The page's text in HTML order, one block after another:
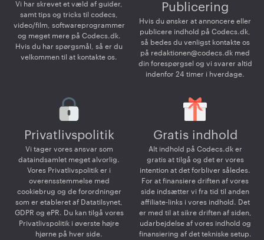
Vi har skrevet et væld af guider,
samt tips og tricks til codecs,
video/film, softwareprogrammer
og meget mere på Codecs.dk.
Hvis du har spørgsmål, så er du
velkommen til at kontakte os.
Publicering
Hvis du ønsker at annoncere eller
publicere indhold på Codecs.dk,
så bedes du venligst kontakte os
på redaktionen@codecs.dk med
din forespørgsel og vi svarer altid
indenfor 24 timer i hverdage.
Privatlivspolitik
Vi tager vores ansvar som
dataindsamlet meget alvorlig.
Vores Privatlivspolitik er i
overensstemmelse med
cookiebrug og de forordninger
som er etableret af Datatilsynet,
GDPR og ePR. Du kan tilgå vores
Privatlivspolitik i øverste højre
hjørne på hver side.
Gratis indhold
Alt indhold på Codecs.dk er
gratis at tilgå og det er vores
intention at det forbliver således.
For at finansiere driften af vores
side indsætter vi fra tid til anden
affiliate-links i vores indhold. Det
er med til at sikre driften af siden,
udarbejdelse af vores indhold og
finansiering af det tekniske setup.